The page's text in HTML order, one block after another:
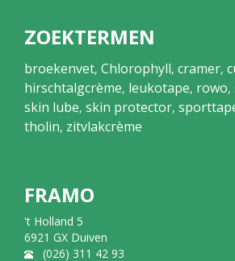
ZOEKTERMEN
broekenvet, Chlorophyll, cramer,
hirschtalgcrème, leukotape, rowo,
skin lube, skin protector,
tholin, zitvlakcrème
FRAMO
't Holland 5
6921 GX Duiven
(026) 311 42 93